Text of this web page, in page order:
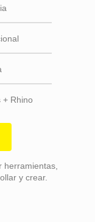
+ Rhino
herramientas,
y crear.